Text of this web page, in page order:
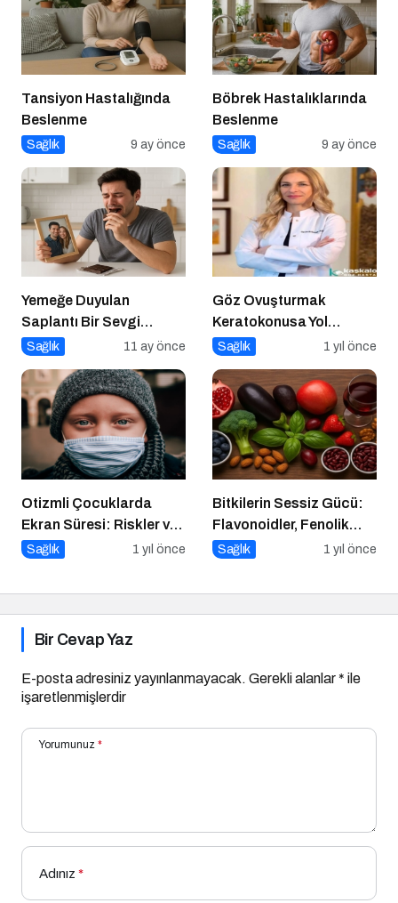
Tansiyon Hastalığında
Beslenme
Sağlık 9 ay önce
Böbrek Hastalıklarında
Beslenme
Sağlık 9 ay önce
Yemeğe Duyulan
Saplantı Bir Sevgi
İhtiyacıdır
Sağlık 11 ay önce
Göz Ovuşturmak
Keratokonusa Yol
Açabilir
Sağlık 1 yıl önce
Otizmli Çocuklarda
Ekran Süresi: Riskler ve
Öneriler
Sağlık 1 yıl önce
Bitkilerin Sessiz Gücü:
Flavonoidler, Fenolik
Asitler ve Diğer
Sağlık 1 yıl önce
Bir Cevap Yaz
E-posta adresiniz yayınlanmayacak. Gerekli alanlar* ile
işaretlenmişlerdir
Yorumunuz *
Adınız *